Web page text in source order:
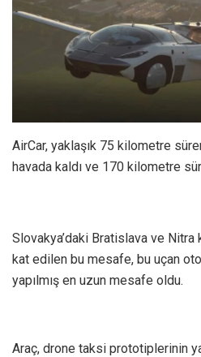
AirCar, yaklaşık 75 kilometre
havada kaldı ve 170 kilometre
Slovakya’daki Bratislava ve Nitra
kat edilen bu mesafe, bu uçan
yapılmış en uzun mesafe oldu.
Araç, drone taksi prototiplerinin